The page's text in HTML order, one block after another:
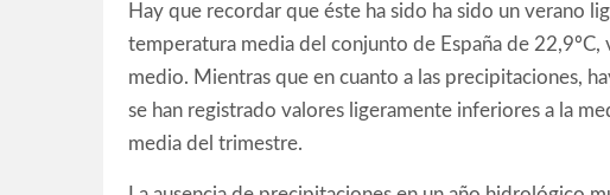
Hay que recordar que éste ha sido ha sido un verano
temperatura media del conjunto de España de
medio. Mientras que en cuanto a las precipitaciones,
se han registrado valores ligeramente inferiores a la
media del trimestre.